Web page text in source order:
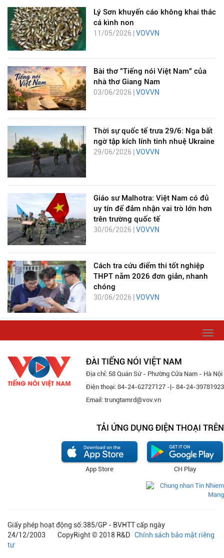
Lý Sơn khuyến cáo không khai thác
cá kình non
11/05/2026 | VOVVN
Bài thơ "Tiếng nói Việt Nam" của
nhà thơ Giang Nam
03/06/2026 | VOVVN
Thời sự quốc tế trưa 29/6: Nga bất
ngờ tập kích lính tinh nhuệ Ukraine
29/06/2026 | VOVVN
Giáo sư Malhotra: Việt Nam có đủ
uy tín để đảm nhận vai trò lớn hơn
trên trường quốc tế
30/06/2026 |VOVVN
Cách tra cứu điểm thi tốt nghiệp
THPT năm 2026 đơn giản, nhanh
chóng
30/06/2026 | VOVVN
ĐÀI TIẾNG NÓI VIỆT NAM
Địa chỉ: 58 Quán Sứ - Phường Cửa Nam - Hà Nội
Điện thoại: 84-24-62727127 -|- 84-24-39781923
Email: trungtamrd@vov.vn
TẢI ỨNG DỤNG ĐIỆN THOẠI TRÊN
CH Play
App Store
Giấy phép hoạt động số:385/GP - BVHTT cấp ngày
24/12/2003 CopyRight © 2018 R&D Chính sách bảo mật riêng
tư